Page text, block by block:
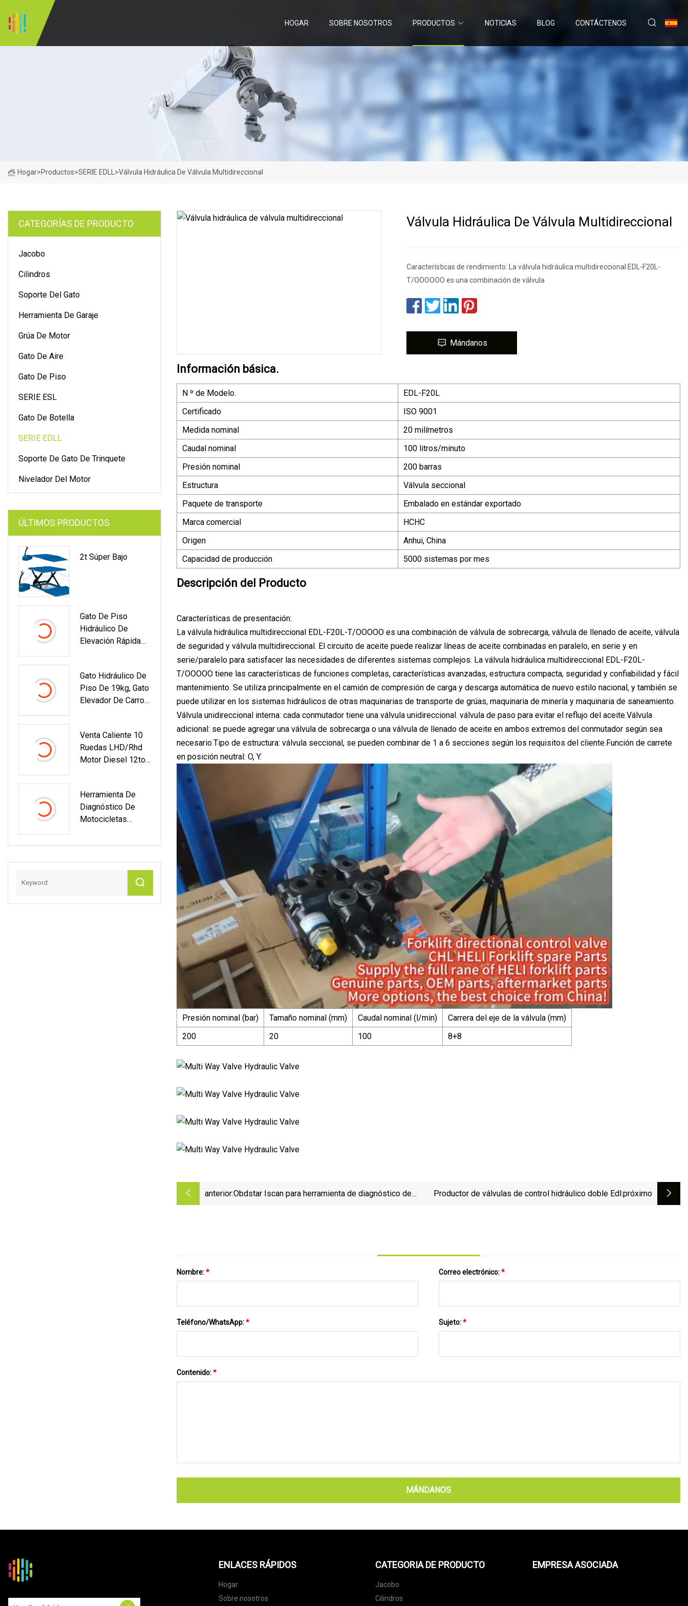
HOGAR SOBRE NOSOTROS PRODUCTOS NOTICIAS BLOG CONTÁCTENOS
Hogar>Productos>SERIE EDLL >Válvula Hidráulica De Válvula Multidireccional
CATEGORÍAS DE PRODUCTO
Jacobo
Cilindros
Soporte Del Gato
Herramienta De Garaje
Grúa De Motor
Gato De Aire
Gato De Piso
SERIE ESL
Gato De Botella
SERIE EDLL
Soporte De Gato De Trinquete
Nivelador Del Motor
ÚLTIMOS PRODUCTOS
2t Súper Bajo
Gato De Piso
Hidráulico De
Elevación Rápida
Coche Gato De
Coche Promocional
De 2 Toneladas
Gato Hidráulico De
Piso De 19kg, Gato
Elevador De Carro
Herramienta De
Gato De Reparación
Para Garaje Y Taller,
Venta Caliente 10
Ruedas LHD/Rhd
Motor Diesel 12ton
Sobre Camión Para
La Construcción
Con La Famosa
Herramienta De
Diagnóstico De
Motocicletas
BMW
Válvula Hidráulica De Válvula Multidireccional
Características de rendimiento: La válvula hidráulica multidireccional EDL-F20L-
T/OOOOOO es una combinación de válvula
Mándanos
Información básica.
N º de Modelo.
EDL-F20L
Certificado
ISO 9001
Medida nominal
20 milímetros
Caudal nominal
100 litros/minuto
Presión nominal
200 barras
Estructura
Válvula seccional
Paquete de transporte
Embalado en estándar exportado
Marca comercial
HCHC
Origen
Anhui, China
Capacidad de producción
5000 sistemas por mes
Descripción del Producto
Características de presentación:
La válvula hidráulica multidireccional EDL-F20L-T/OOOOO es una combinación de válvula de sobrecarga, válvula de llenado de aceite, válvula
de seguridad y válvula multidireccional. El circuito de aceite puede realizar líneas de aceite combinadas en paralelo, en serie y en
serie/paralelo para satisfacer las necesidades de diferentes sistemas complejos. La válvula hidráulica multidireccional EDL-F20L-
T/OOOOO tiene las características de funciones completas, características avanzadas, estructura compacta, seguridad y confiabilidad y fácil
mantenimiento. Se utiliza principalmente en el camión de compresión de carga y descarga automática de nuevo estilo nacional, y también se
puede utilizar en los sistemas hidráulicos de otras maquinarias de transporte de grúas, maquinaria de minería y maquinaria de saneamiento.
Válvula unidireccional interna: cada conmutador tiene una válvula unidireccional. válvula de paso para evitar el reflujo del aceite.Válvula
adicional: se puede agregar una válvula de sobrecarga o una válvula de llenado de aceite en ambos extremos del conmutador según sea
necesario.Tipo de estructura: válvula seccional, se pueden combinar de 1 a 6 secciones según los requisitos del cliente.Función de carrete
en posición neutral: O, Y.
Presión nominal (bar) Tamaño nominal (mm) Caudal nominal (l/min)
Carrera del eje de la válvula (mm)
200
20 100 8+8
anterior:Obdstar Iscan para herramienta de diagnóstico de
Productor de válvulas de control hidráulico doble Edl:próximo
Nombre:* Correo electrónico:*
Teléfono/WhatsApp:* Sujeto:*
Contenido:*
MÁNDANOS
ENLACES RÁPIDOS
Hogar
Sobre nosotros
CATEGORIA DE PRODUCTO
Jacobo
Cilindros
EMPRESA ASOCIADA